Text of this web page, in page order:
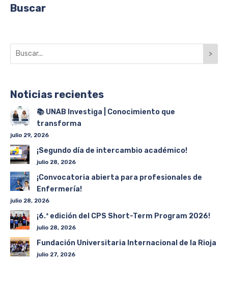
Buscar
>
Noticias recientes
📚 UNAB Investiga | Conocimiento que
transforma
julio 29, 2026
¡Segundo día de intercambio académico!
julio 28, 2026
¡Convocatoria abierta para profesionales de
Enfermería!
julio 28, 2026
¡6.ª edición del CPS Short-Term Program 2026!
julio 28, 2026
Fundación Universitaria Internacional de la Rioja
julio 27, 2026